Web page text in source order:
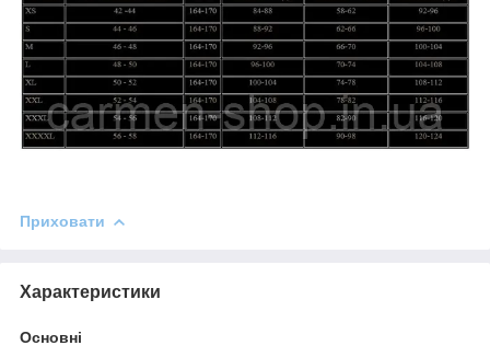
Приховати
Характеристики
Основні